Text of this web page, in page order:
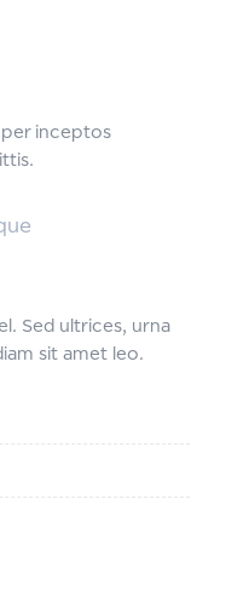
inceptos
Sed ultrices, urna
sit amet leo.